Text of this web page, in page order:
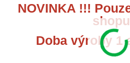
NOVINKA !!!
Doba výroby 1